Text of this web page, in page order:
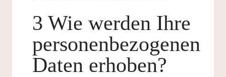
3 Wie werden Ihre
personenbezogenen
Daten erhoben?